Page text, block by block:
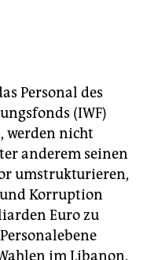
Personal des
(IWF)
werden nicht
anderem seinen
umstrukturieren,
Korruption
Euro zu
im Libanon.